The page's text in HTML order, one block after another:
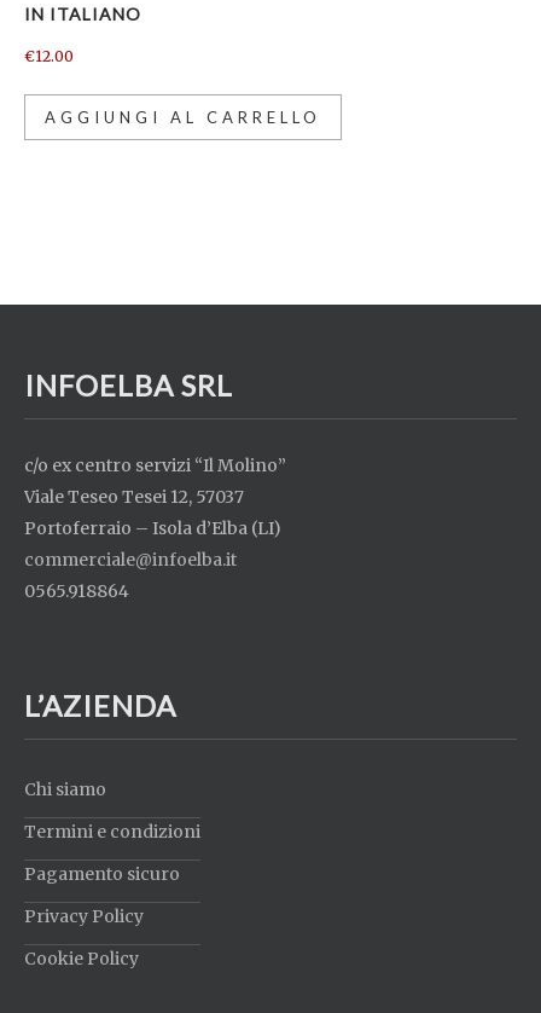
IN ITALIANO
€12.00
AGGIUNGI AL CARRELLO
INFOELBA SRL
c/o ex centro servizi “Il Molino”
Viale Teseo Tesei 12, 57037
Portoferraio – Isola d’Elba (LI)
commerciale@infoelba.it
0565.918864
L’AZIENDA
Chi siamo
Termini e condizioni
Pagamento sicuro
Privacy Policy
Cookie Policy